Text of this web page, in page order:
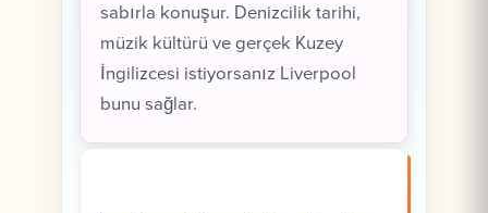
sabırla konuşur. Denizcilik tarihi,
müzik kültürü ve gerçek Kuzey
İngilizcesi istiyorsanız Liverpool
bunu sağlar.